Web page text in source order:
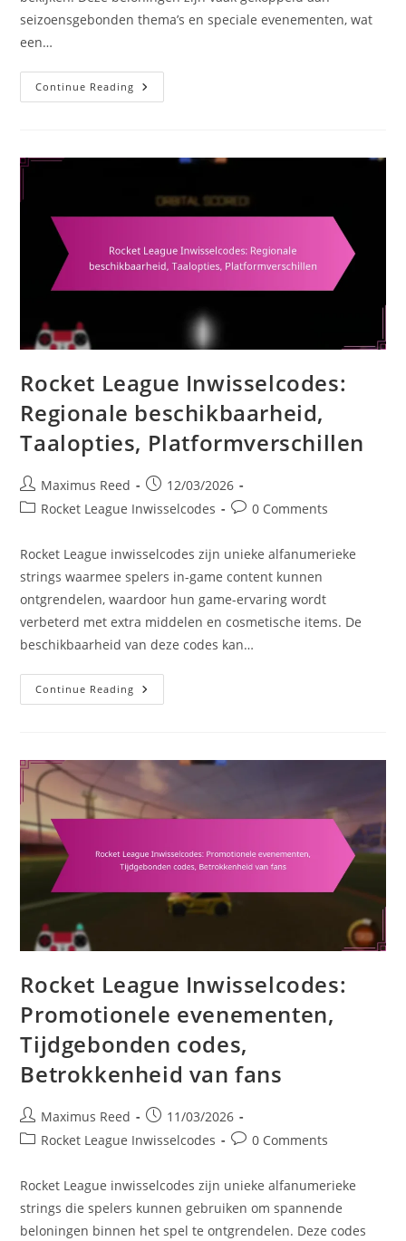
seizoensgebonden thema’s en speciale evenementen, wat
een…
Continue Reading Twitch
Drops:
Unieke
Rocket League Inwisselcodes:
Regionale beschikbaarheid,
Taalopties, Platformverschillen
Post
author:
Maximus Reed
Post
published:
12/03/2026
PostRocket League Inwisselcodes
Post0 Comments
Rocket League inwisselcodes zijn unieke alfanumerieke
strings waarmee spelers in-game content kunnen
ontgrendelen, waardoor hun game-ervaring wordt
verbeterd met extra middelen en cosmetische items. De
beschikbaarheid van deze codes kan…
Continue Reading Rocket
League
Platformverschillen
Rocket League Inwisselcodes:
Promotionele evenementen,
Tijdgebonden codes,
Betrokkenheid van fans
Post
author:
Maximus Reed
Post
published:
11/03/2026
PostRocket League Inwisselcodes
Post0 Comments
Rocket League inwisselcodes zijn unieke alfanumerieke
strings die spelers kunnen gebruiken om spannende
beloningen binnen het spel te ontgrendelen. Deze codes